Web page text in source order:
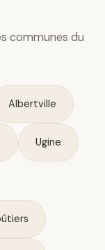
communes du
Albertville
Ugine